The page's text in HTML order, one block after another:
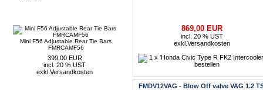
Mini F56 Adjustable Rear Tie Bars
FMRCAMF56
399,00 EUR
incl. 20 % UST
exkl. Versandkosten
869,00 EUR
incl. 20 % UST
exkl. Versandkosten
FMDV12VAG - Blow Off valve VAG 1.2